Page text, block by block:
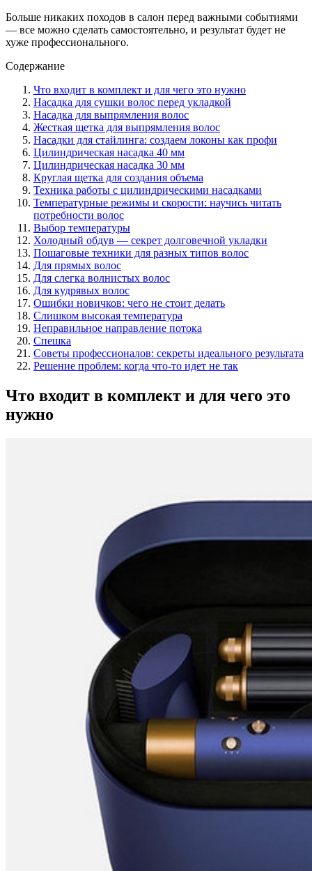
Больше никаких походов в салон перед важными событиями
— все можно сделать самостоятельно, и результат будет не
хуже профессионального.
Содержание
Что входит в комплект и для чего это нужно
Насадка для сушки волос перед укладкой
Насадка для выпрямления волос
Жесткая щетка для выпрямления волос
Насадки для стайлинга: создаем локоны как профи
Цилиндрическая насадка 40 мм
Цилиндрическая насадка 30 мм
Круглая щетка для создания объема
Техника работы с цилиндрическими насадками
Температурные режимы и скорости: научись читать
потребности волос
Выбор температуры
Холодный обдув — секрет долговечной укладки
Пошаговые техники для разных типов волос
Для прямых волос
Для слегка волнистых волос
Для кудрявых волос
Ошибки новичков: чего не стоит делать
Слишком высокая температура
Неправильное направление потока
Спешка
Советы профессионалов: секреты идеального результата
Решение проблем: когда что-то идет не так
Что входит в комплект и для чего это
нужно